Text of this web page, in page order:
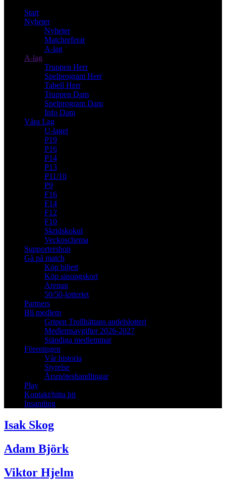
Start
Nyheter
Nyheter
Matchreferat
A-lag
A-lag
Truppen Herr
Spelprogram Herr
Tabell Herr
Truppen Dam
Spelprogram Dam
Info Dam
Våra Lag
U-laget
P19
P16
P14
P13
P11/10
P9
F16
F14
F12
F10
Skridskokul
Veckoschema
Supportershop
Gå på match
Köp biljett
Köp säsongskort
Arenan
50/50-lotteriet
Partners
Bli medlem
Gripen Trollhättans andelslotteri
Medlemsavgifter 2026-2027
Ständiga medlemmar
Föreningen
Vår historia
Styrelse
Årsmöteshandlingar
Play
Kontakt/hitta hit
Insamling
Isak Skog
Adam Björk
Viktor Hjelm